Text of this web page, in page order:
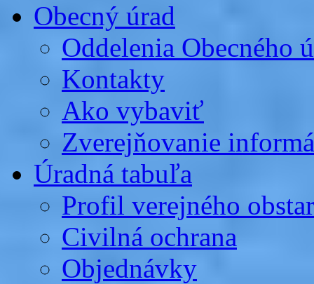
Obecný úrad
Oddelenia Obecného
Kontakty
Ako vybaviť
Zverejňovanie
Úradná tabuľa
Profil verejného
Civilná ochrana
Objednávky